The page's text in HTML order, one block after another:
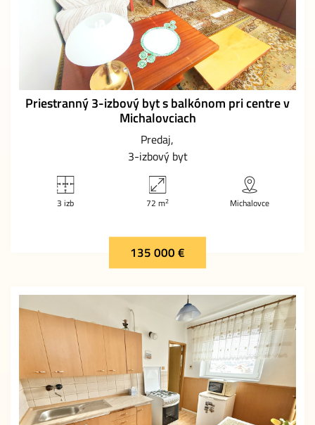
Priestranný 3-izbový byt s balkónom pri centre v
Michalovciach
Predaj
3-izbový byt
3 izb 72 m2 Michalovce
135 000 €